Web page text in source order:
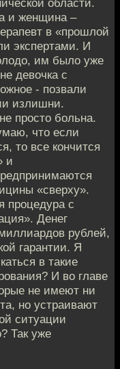
области.
и женщина –
в «прошлой
экспертами. И
им было уже
девочка с
- позвали
излишни.
просто больна.
что если
то все кончится
и
«сверху».
процедура с
Денег
рублей,
гарантии. Я
в такие
И во главе
не имеют ни
но устраивают
ситуации
Так уже